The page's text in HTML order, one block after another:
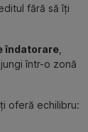
fără să îți
îndatorare
într-o zonă
oferă echilibru: